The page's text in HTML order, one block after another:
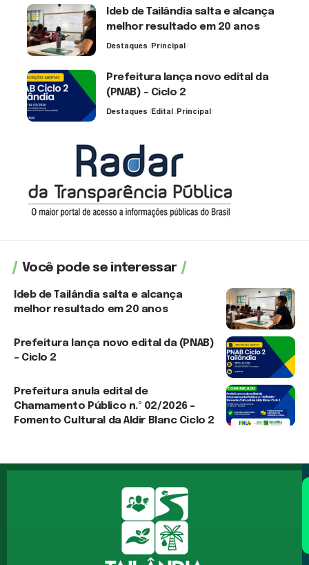
Ideb de Tailândia salta e alcança
melhor resultado em 20 anos
Destaques Principal
Prefeitura lança novo edital da
(PNAB) – Ciclo 2
Destaques Edital Principal
Você pode se interessar
Ideb de Tailândia salta e alcança
melhor resultado em 20 anos
Prefeitura lança novo edital da (PNAB)
– Ciclo 2
Prefeitura anula edital de
Chamamento Público n.º 02/2026 –
Fomento Cultural da Aldir Blanc Ciclo 2